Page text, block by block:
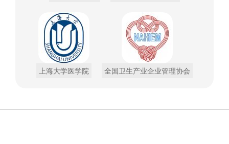
上海大学医学院 全国卫生产业企业管理协会